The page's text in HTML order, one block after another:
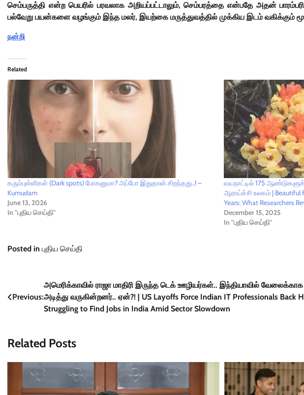
செம்பருத்தி என்ற பெயரில் பரவலாக அறியப்பட்டாலும், செம்பரத்தை என்பதே அதன்
பல்வேறு பயன்களை வழங்கும் இந்த மலர், இயற்கை மருத்துவத்தில் முக்கிய இடம் வகிக்கும்
நன்றி
Related
கரும்புள்ளிகள் (Dark spots) போகனுமா? அப்போ இதுதான் சிறந்தது..! –
Kumudam
June 13, 2026
In "புதிய செய்தி"
வயநாட்டில் 175
ஆராய்ச்சி உலகம் | Beautiful
Years: What Researchers
December 15, 2025
In "புதிய செய்தி"
Posted in புதிய செய்தி
navigation
Previous:
அமெரிக்காவில் ராஜா மாதிரி இருந்த டெக் ஊழியர்கள்.. இந்தியாவில் வேலைக்காக
அடித்து வருகின்றனர்.. ஏன்?! | US Layoffs Force Indian IT Professionals Back
Struggling to Find Jobs in India Amid Sector Slowdown
Related Posts